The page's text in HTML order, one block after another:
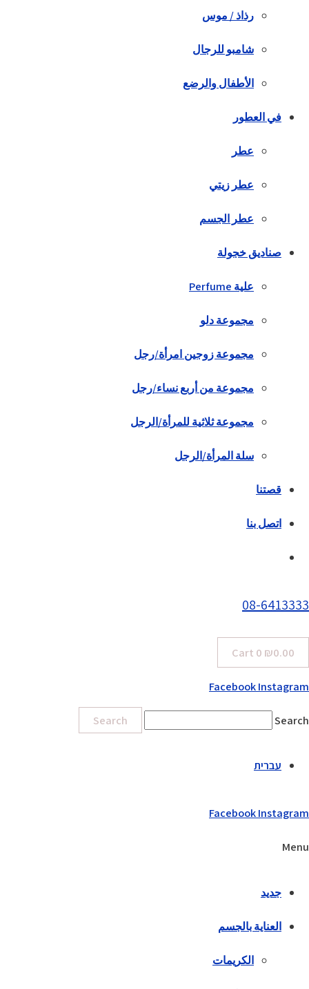
رذاذ / موس
شامبو للرجال
الأطفال والرضع
في العطور
عطر
عطر زيتي
عطر الجسم
صناديق خجولة
علية Perfume
مجموعة دلو
مجموعة زوجين امرأة/رجل
مجموعة من أربع نساء/رجل
مجموعة ثلاثية للمرأة/الرجل
سلة المرأة/الرجل
قصتنا
اتصل بنا
08-6413333
₪0.00
0
Cart
FacebookInstagram
Search
Search
עברית
FacebookInstagram
Menu
جديد
العناية بالجسم
الكريمات